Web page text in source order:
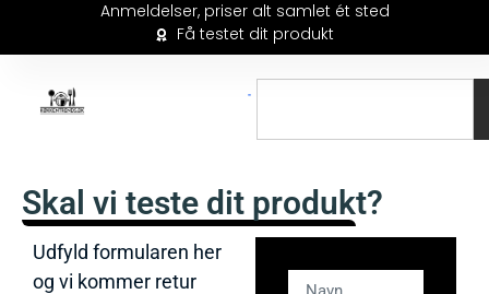
Anmeldelser, priser alt samlet ét sted
Få testet dit produkt
Skal vi teste dit produkt?
Udfyld formularen her
og vi kommer retur